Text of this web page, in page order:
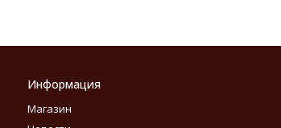
Информация
Магазин